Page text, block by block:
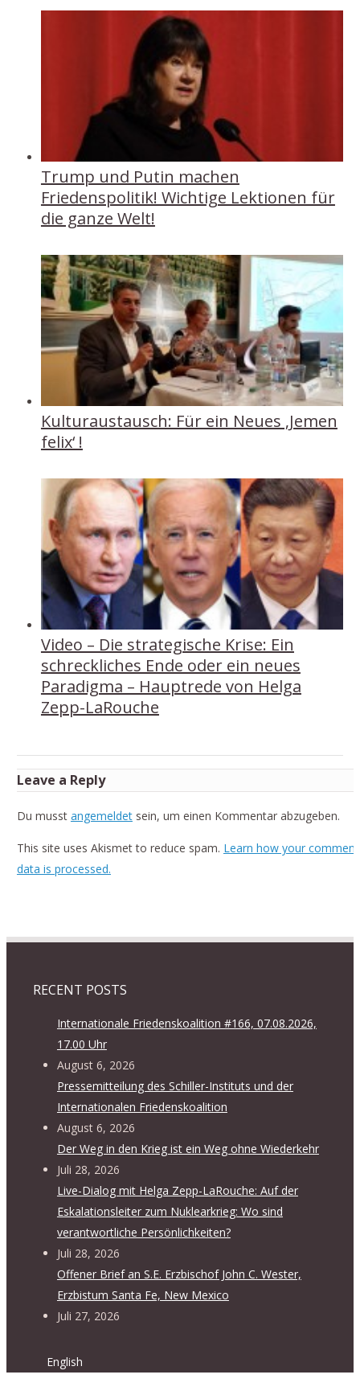
Trump und Putin machen
Friedenspolitik! Wichtige Lektionen für
die ganze Welt!
Kulturaustausch: Für ein Neues ‚Jemen
felix‘ !
Video – Die strategische Krise: Ein
schreckliches Ende oder ein neues
Paradigma – Hauptrede von Helga
Zepp-LaRouche
Leave a Reply
Du musst angemeldetsein, um einen Kommentar abzugeben.
This site uses Akismet to reduce spam. Learn how your comment
data is processed.
RECENT POSTS
Internationale Friedenskoalition #166, 07.08.2026,
17.00 Uhr
August 6, 2026
Pressemitteilung des Schiller-Instituts und der
Internationalen Friedenskoalition
August 6, 2026
Der Weg in den Krieg ist ein Weg ohne Wiederkehr
Juli 28, 2026
Live-Dialog mit Helga Zepp-LaRouche: Auf der
Eskalationsleiter zum Nuklearkrieg: Wo sind
verantwortliche Persönlichkeiten?
Juli 28, 2026
Offener Brief an S.E. Erzbischof John C. Wester,
Erzbistum Santa Fe, New Mexico
Juli 27, 2026
English